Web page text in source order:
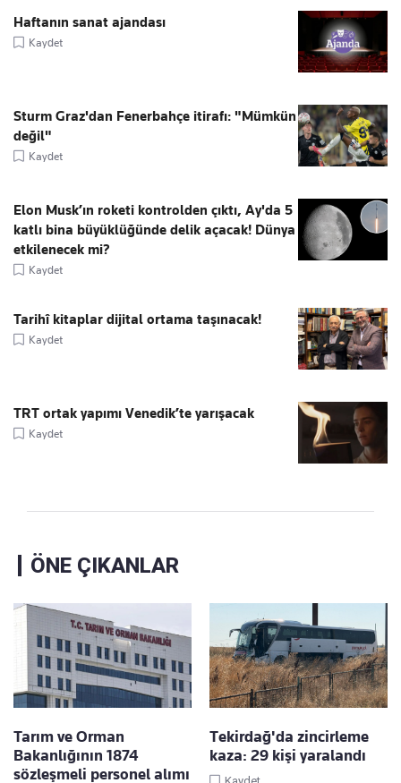
Haftanın sanat ajandası
Kaydet
Sturm Graz'dan Fenerbahçe itirafı: "Mümkün
değil"
Kaydet
Elon Musk’ın roketi kontrolden çıktı, Ay'da 5
katlı bina büyüklüğünde delik açacak! Dünya
etkilenecek mi?
Kaydet
Tarihî kitaplar dijital ortama taşınacak!
Kaydet
TRT ortak yapımı Venedik’te yarışacak
Kaydet
ÖNE ÇIKANLAR
Tarım ve Orman
Bakanlığının 1874
sözleşmeli personel alımı
Tekirdağ'da zincirleme
kaza: 29 kişi yaralandı